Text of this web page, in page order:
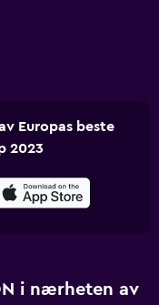
Europas beste
2023
i nærheten av